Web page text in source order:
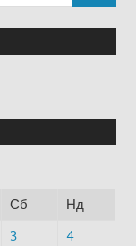
Сб
Нд
3
4